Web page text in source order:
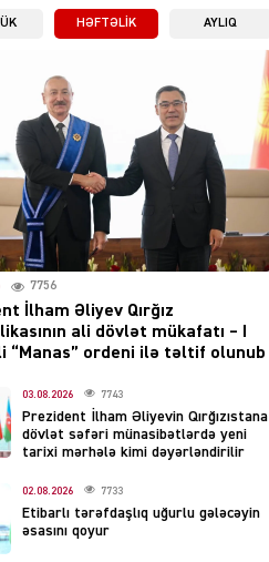
Moskvada güclü partlayış
səsləri eşidildi
07.08.2026 5483
Rusiya-Ukrayna
münaqişəsinin həllində
irəliləyiş var – Tramp
07.08.2026
imzaladı
07.08.2026 5484
Tehran və İrəvandan
“Tramp yolu”na HƏMLƏ –
REAKSİYA
HƏFTƏLIK AYLIQ
7756
İlham Əliyev Qırğız
ali dövlət mükafatı – I
“Manas” ordeni ilə təltif olunub
03.08.2026 7743
Prezident İlham Əliyevin Qırğızıstana
dövlət səfəri münasibətlərdə yeni
tarixi mərhələ kimi dəyərləndirilir
02.08.2026 7733
Etibarlı tərəfdaşlıq uğurlu gələcəyin
əsasını qoyur